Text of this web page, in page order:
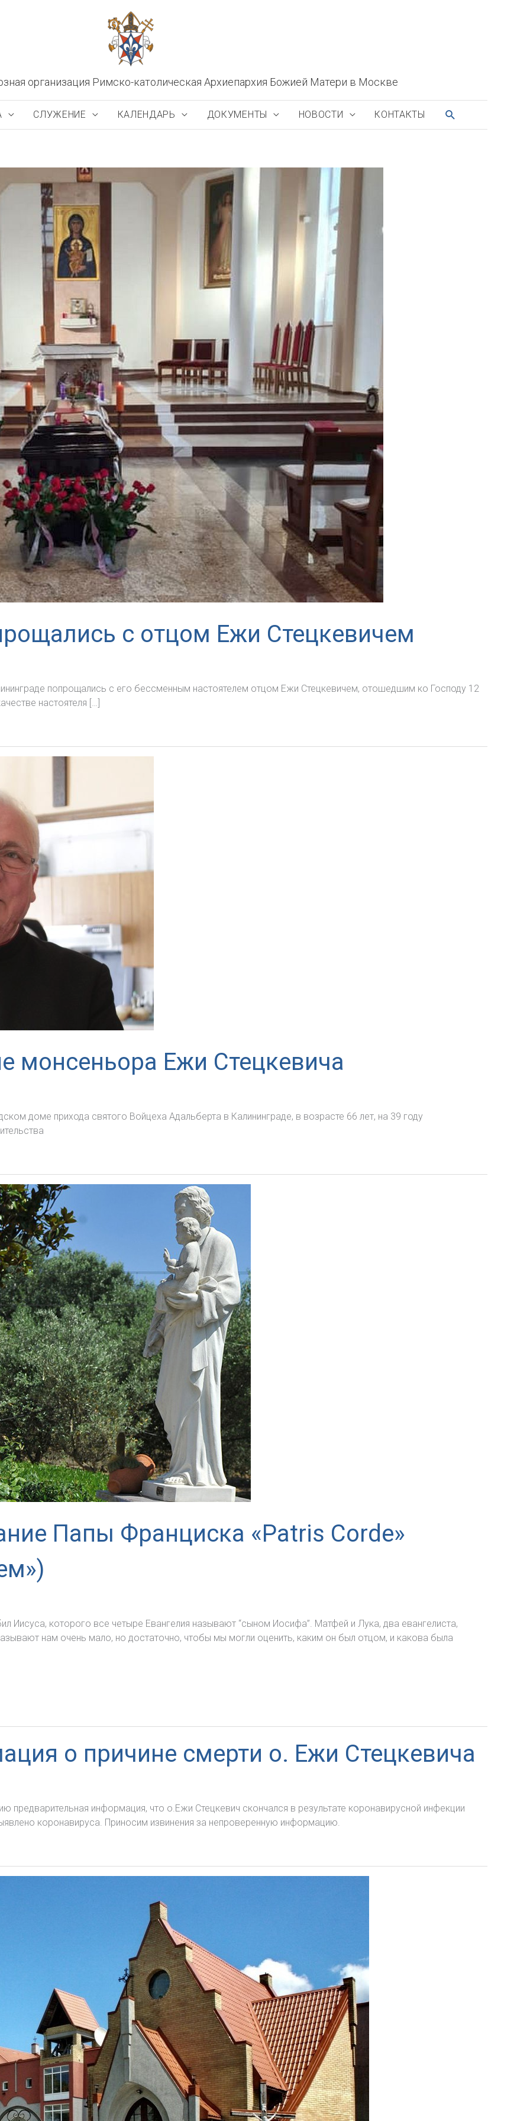
организация Римско-католическая Архиепархия Божией Матери в Москве
СЛУЖЕНИЕ КАЛЕНДАРЬ ДОКУМЕНТЫ НОВОСТИ КОНТАКТЫ ПОИСК
с отцом Ежи Стецкевичем
попрощались с его бессменным настоятелем отцом Ежи Стецкевичем, отошедшим ко Господу 12
настоятеля […]
монсеньора Ежи Стецкевича
доме прихода святого Войцеха Адальберта в Калининграде, в возрасте 66 лет, на 39 году
Папы Франциска «Patris Corde»
которого все четыре Евангелия называют “сыном Иосифа”. Матфей и Лука, два евангелиста,
нам очень мало, но достаточно, чтобы мы могли оценить, каким он был отцом, и какова была
о причине смерти о. Ежи Стецкевича
информация, что о.Ежи Стецкевич скончался в результате коронавирусной инфекции
коронавируса. Приносим извинения за непроверенную информацию.